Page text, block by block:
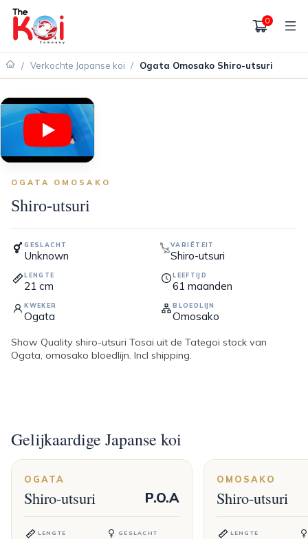
0
/ Verkochte Japanse koi / Ogata Omosako Shiro-utsuri
VERKOCHT
OGATA OMOSAKO
Shiro-utsuri
GESLACHT
Unknown
VARIËTEIT
Shiro-utsuri
LENGTE
21 cm
LEEFTIJD
61 maanden
KWEKER
Ogata
BLOEDLIJN
Omosako
Show Quality shiro-utsuri Tosai uit de Tategoi stock van
Ogata, omosako bloedlijn. Incl shipping.
Gelijkaardige Japanse koi
OGATA
Shiro-utsuri P.O.A
LENGTE GESLACHT
OMOSAKO
Shiro-utsuri
LENGTE